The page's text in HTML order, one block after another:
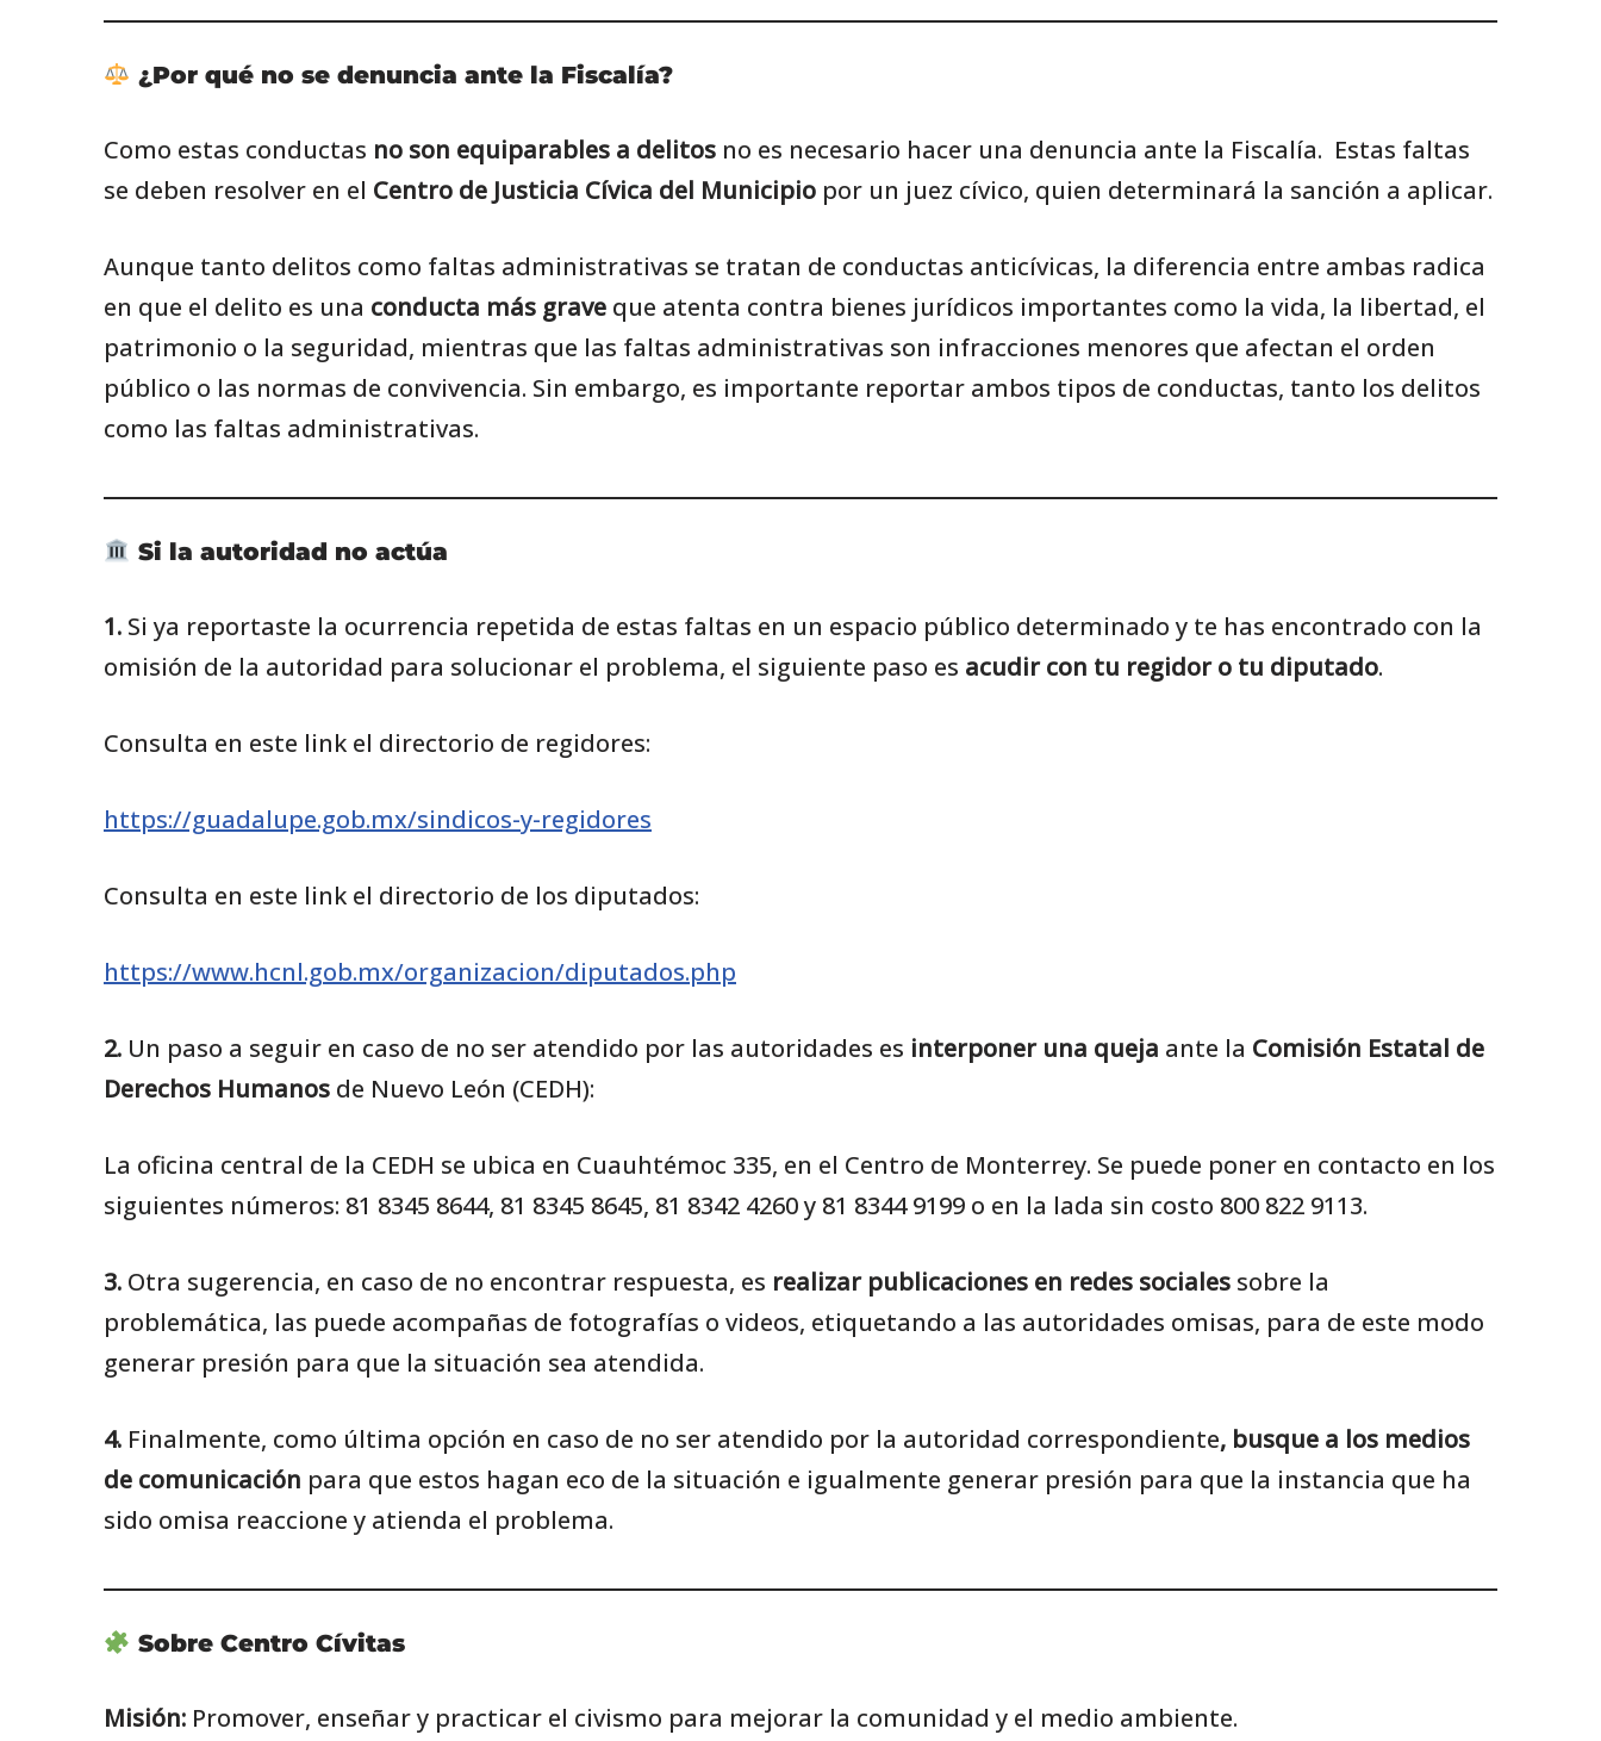
¿Por qué no se denuncia ante la Fiscalía?
Como estas conductas no son equiparables a delitos no es necesario hacer una denuncia ante la Fiscalía. Estas faltas
se deben resolver en el Centro de Justicia Cívica del Municipio por un juez cívico, quien determinará la sanción a aplicar.
Aunque tanto delitos como faltas administrativas se tratan de conductas anticívicas, la diferencia entre ambas radica
en que el delito es una conducta más grave que atenta contra bienes jurídicos importantes como la vida, la libertad, el
patrimonio o la seguridad, mientras que las faltas administrativas son infracciones menores que afectan el orden
público o las normas de convivencia. Sin embargo, es importante reportar ambos tipos de conductas, tanto los delitos
como las faltas administrativas.
Si la autoridad no actúa
1. Si ya reportaste la ocurrencia repetida de estas faltas en un espacio público determinado y te has encontrado con la
omisión de la autoridad para solucionar el problema, el siguiente paso es acudir con tu regidor o tu diputado.
Consulta en este link el directorio de regidores:
https://guadalupe.gob.mx/sindicos-y-regidores
Consulta en este link el directorio de los diputados:
https://www.hcnl.gob.mx/organizacion/diputados.php
2. Un paso a seguir en caso de no ser atendido por las autoridades es interponer una queja ante la Comisión Estatal de
Derechos Humanos de Nuevo León (CEDH):
La oficina central de la CEDH se ubica en Cuauhtémoc 335, en el Centro de Monterrey. Se puede poner en contacto en los
siguientes números: 81 8345 8644, 81 8345 8645, 81 8342 4260 y 81 8344 9199 o en la lada sin costo 800 822 9113.
3. Otra sugerencia, en caso de no encontrar respuesta, es realizar publicaciones en redes sociales sobre la
problemática, las puede acompañas de fotografías o videos, etiquetando a las autoridades omisas, para de este modo
generar presión para que la situación sea atendida.
4. Finalmente, como última opción en caso de no ser atendido por la autoridad correspondiente, busque a los medios
de comunicación para que estos hagan eco de la situación e igualmente generar presión para que la instancia que ha
sido omisa reaccione y atienda el problema.
Sobre Centro Cívitas
Misión: Promover, enseñar y practicar el civismo para mejorar la comunidad y el medio ambiente.